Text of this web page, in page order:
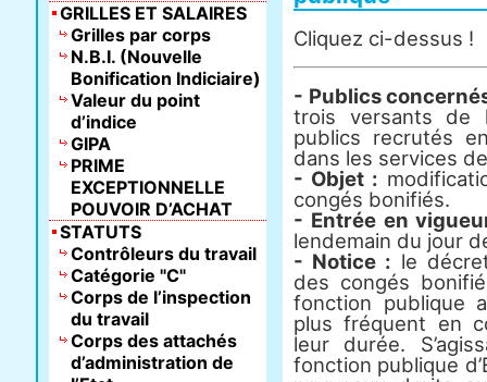
Cliquez ci-dessus !
- Publics
trois versants de
publics recrutés
dans les services de
- Objet :
congés bonifiés.
- Entrée en
lendemain du jour
- Notice : le
des congés
fonction publique
plus fréquent en
leur durée.
fonction publique
GRILLES ET SALAIRES
Grilles par corps
N.B.I. (Nouvelle
Bonification Indiciaire)
Valeur du point
d’indice
GIPA
PRIME
EXCEPTIONNELLE
POUVOIR D’ACHAT
STATUTS
Contrôleurs du travail
Catégorie "C"
Corps de l’inspection
du travail
Corps des attachés
d’administration de